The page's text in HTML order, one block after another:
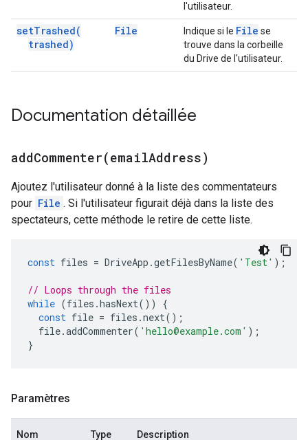
l'utilisateur.
setTrashed(
trashed)
File Indique si le File se
trouve dans la corbeille
du Drive de l'utilisateur.
Documentation détaillée
addCommenter(emailAddress)
Ajoutez l'utilisateur donné à la liste des commentateurs
pour File . Si l'utilisateur figurait déjà dans la liste des
spectateurs, cette méthode le retire de cette liste.
const files = DriveApp .getFilesByName( 'Test' );
// Loops through the files
while (files .hasNext())
{
const file = files .next();
file.addCommenter( 'hello@example.com' );
}
Paramètres
Nom Type Description